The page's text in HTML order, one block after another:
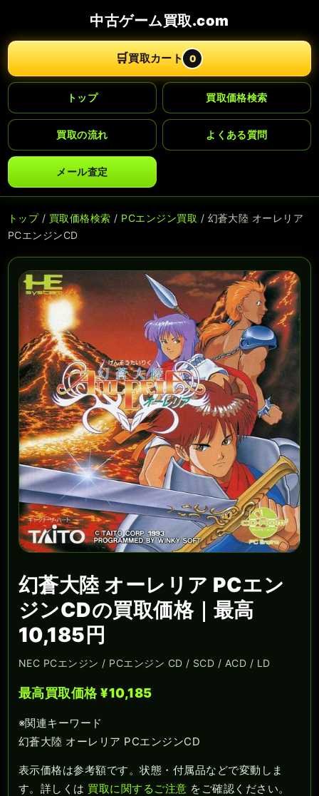
中古ゲーム買取.com
🛒買取カート 0
トップ 買取価格検索
買取の流れ よくある質問
メール査定
トップ/ 買取価格検索 / PCエンジン買取 / 幻蒼大陸 オーレリア
PCエンジンCD
幻蒼大陸 オーレリア PCエン
ジンCDの買取価格｜最高
10,185円
NEC PCエンジン / PCエンジン CD / SCD / ACD / LD
最高買取価格 ¥10,185
※関連キーワード
幻蒼大陸 オーレリア PCエンジンCD
表示価格は参考額です。状態・付属品などで変動しま
す。詳しくは 買取に関するご注意 をご確認ください。